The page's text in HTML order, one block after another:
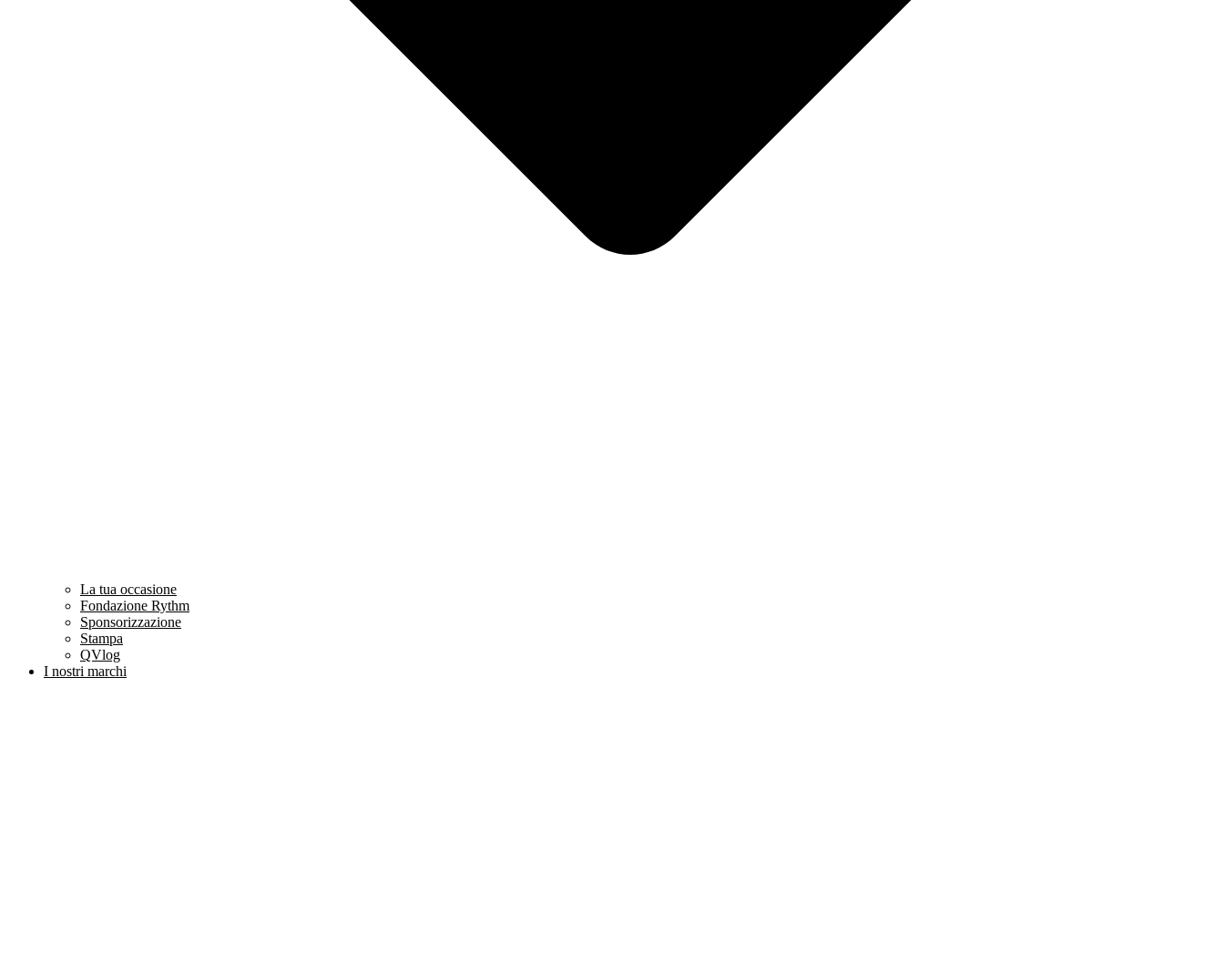
La tua occasione
Fondazione Rythm
Sponsorizzazione
Stampa
QVlog
I nostri marchi